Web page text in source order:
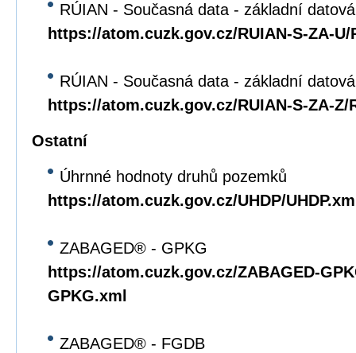
RÚIAN - Současná data - základní
https://atom.cuzk.gov.cz/RUIAN-S-ZA-U/
RÚIAN - Současná data - základní
https://atom.cuzk.gov.cz/RUIAN-S-ZA-Z/
Ostatní
Úhrnné hodnoty druhů pozemků
https://atom.cuzk.gov.cz/UHDP/
ZABAGED® - GPKG
https://atom.cuzk.gov.cz/ZABAGED-
GPKG.xml
ZABAGED® - FGDB